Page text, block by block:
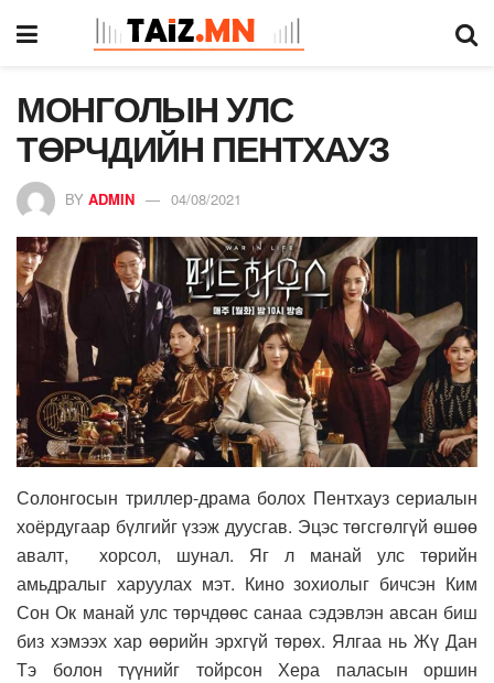
МОНГОЛЫН УЛС
ТӨРЧДИЙН ПЕНТХАУЗ
BY ADMIN 04/08/2021
Солонгосын триллер-драма болох Пентхауз сериалын
хоёрдугаар бүлгийг үзэж дуусгав. Эцэс төгсгөлгүй өшөө
авалт, хорсол, шунал. Яг л манай улс төрийн
амьдралыг харуулах мэт. Кино зохиолыг бичсэн Ким
Сон Ок манай улс төрчдөөс санаа сэдэвлэн авсан биш
биз хэмээх хар өөрийн эрхгүй төрөх. Ялгаа нь Жү Дан
Тэ болон түүнийг тойрсон Хера паласын оршин